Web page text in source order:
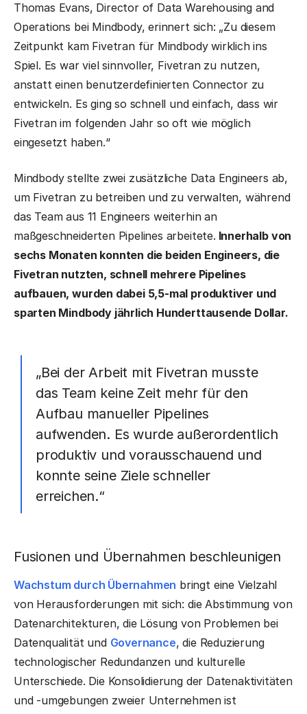
Thomas Evans, Director of Data Warehousing and
Operations bei Mindbody, erinnert sich: „Zu diesem
Zeitpunkt kam Fivetran für Mindbody wirklich ins
Spiel. Es war viel sinnvoller, Fivetran zu nutzen,
anstatt einen benutzerdefinierten Connector zu
entwickeln. Es ging so schnell und einfach, dass wir
Fivetran im folgenden Jahr so oft wie möglich
eingesetzt haben.“
Mindbody stellte zwei zusätzliche Data Engineers ab,
um Fivetran zu betreiben und zu verwalten, während
das Team aus 11 Engineers weiterhin an
maßgeschneiderten Pipelines arbeitete. Innerhalb von
sechs Monaten konnten die beiden Engineers, die
Fivetran nutzten, schnell mehrere Pipelines
aufbauen, wurden dabei 5,5-mal produktiver und
sparten Mindbody jährlich Hunderttausende Dollar.
„Bei der Arbeit mit Fivetran musste
das Team keine Zeit mehr für den
Aufbau manueller Pipelines
aufwenden. Es wurde außerordentlich
produktiv und vorausschauend und
konnte seine Ziele schneller
erreichen.“
Fusionen und Übernahmen beschleunigen
Wachstum durch Übernahmen bringt eine Vielzahl
von Herausforderungen mit sich: die Abstimmung von
Datenarchitekturen, die Lösung von Problemen bei
Datenqualität und Governance, die Reduzierung
technologischer Redundanzen und kulturelle
Unterschiede. Die Konsolidierung der Datenaktivitäten
und -umgebungen zweier Unternehmen ist